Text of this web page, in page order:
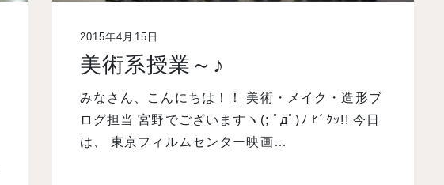
2015年4月15日
美術系授業～♪
みなさん、こんにちは！！ 美術・メイク・造形ブ
ログ担当 宮野でございますヽ(; ﾟдﾟ)ﾉ ﾋﾞｸｯ!! 今日
は、 東京フィルムセンター映画…